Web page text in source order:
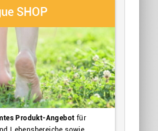
SHOP
Produkt-Angebot für